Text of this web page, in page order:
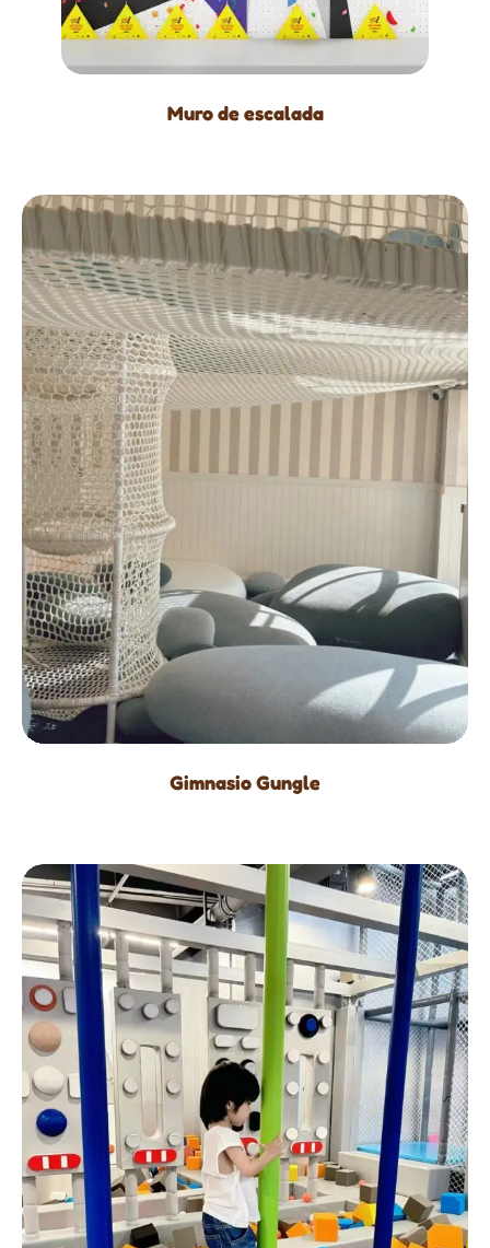
Muro de escalada
Gimnasio Gungle